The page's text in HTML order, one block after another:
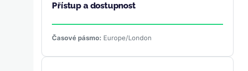
Přístup a dostupnost
Časové pásmo: Europe/London